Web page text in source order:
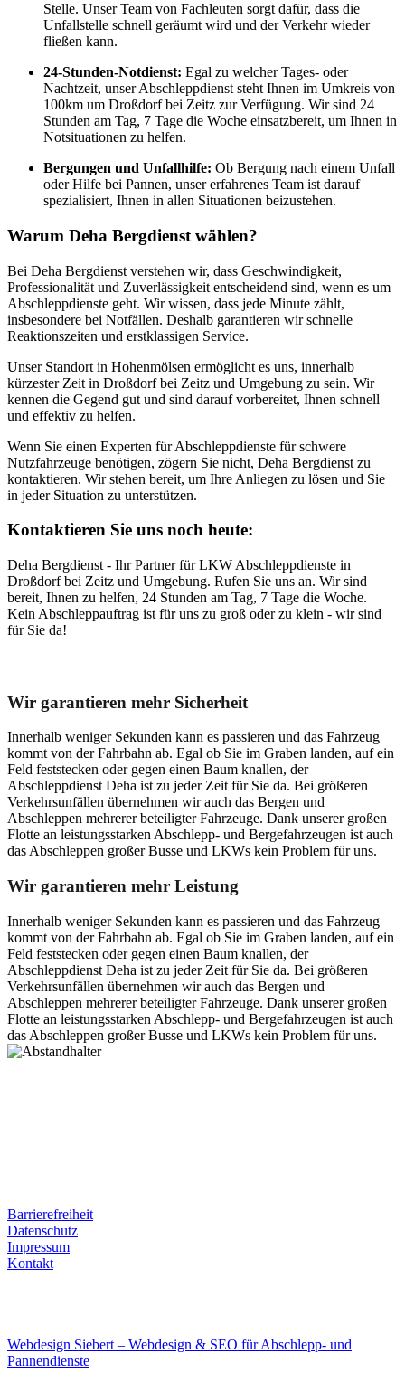
Stelle. Unser Team von Fachleuten sorgt dafür, dass die
Unfallstelle schnell geräumt wird und der Verkehr wieder
fließen kann.
24-Stunden-Notdienst: Egal zu welcher Tages- oder
Nachtzeit, unser Abschleppdienst steht Ihnen im Umkreis von
100km um Droßdorf bei Zeitz zur Verfügung. Wir sind 24
Stunden am Tag, 7 Tage die Woche einsatzbereit, um Ihnen in
Notsituationen zu helfen.
Bergungen und Unfallhilfe: Ob Bergung nach einem Unfall
oder Hilfe bei Pannen, unser erfahrenes Team ist darauf
spezialisiert, Ihnen in allen Situationen beizustehen.
Warum Deha Bergdienst wählen?
Bei Deha Bergdienst verstehen wir, dass Geschwindigkeit,
Professionalität und Zuverlässigkeit entscheidend sind, wenn es um
Abschleppdienste geht. Wir wissen, dass jede Minute zählt,
insbesondere bei Notfällen. Deshalb garantieren wir schnelle
Reaktionszeiten und erstklassigen Service.
Unser Standort in Hohenmölsen ermöglicht es uns, innerhalb
kürzester Zeit in Droßdorf bei Zeitz und Umgebung zu sein. Wir
kennen die Gegend gut und sind darauf vorbereitet, Ihnen schnell
und effektiv zu helfen.
Wenn Sie einen Experten für Abschleppdienste für schwere
Nutzfahrzeuge benötigen, zögern Sie nicht, Deha Bergdienst zu
kontaktieren. Wir stehen bereit, um Ihre Anliegen zu lösen und Sie
in jeder Situation zu unterstützen.
Kontaktieren Sie uns noch heute:
Deha Bergdienst - Ihr Partner für LKW Abschleppdienste in
Droßdorf bei Zeitz und Umgebung. Rufen Sie uns an. Wir sind
bereit, Ihnen zu helfen, 24 Stunden am Tag, 7 Tage die Woche.
Kein Abschleppauftrag ist für uns zu groß oder zu klein - wir sind
für Sie da!
Wir garantieren mehr Sicherheit
Innerhalb weniger Sekunden kann es passieren und das Fahrzeug
kommt von der Fahrbahn ab. Egal ob Sie im Graben landen, auf ein
Feld feststecken oder gegen einen Baum knallen, der
Abschleppdienst Deha ist zu jeder Zeit für Sie da. Bei größeren
Verkehrsunfällen übernehmen wir auch das Bergen und
Abschleppen mehrerer beteiligter Fahrzeuge. Dank unserer großen
Flotte an leistungsstarken Abschlepp- und Bergefahrzeugen ist auch
das Abschleppen großer Busse und LKWs kein Problem für uns.
Wir garantieren mehr Leistung
Innerhalb weniger Sekunden kann es passieren und das Fahrzeug
kommt von der Fahrbahn ab. Egal ob Sie im Graben landen, auf ein
Feld feststecken oder gegen einen Baum knallen, der
Abschleppdienst Deha ist zu jeder Zeit für Sie da. Bei größeren
Verkehrsunfällen übernehmen wir auch das Bergen und
Abschleppen mehrerer beteiligter Fahrzeuge. Dank unserer großen
Flotte an leistungsstarken Abschlepp- und Bergefahrzeugen ist auch
das Abschleppen großer Busse und LKWs kein Problem für uns.
Barrierefreiheit
Datenschutz
Impressum
Kontakt
Webdesign Siebert – Webdesign & SEO für Abschlepp- und
Pannendienste